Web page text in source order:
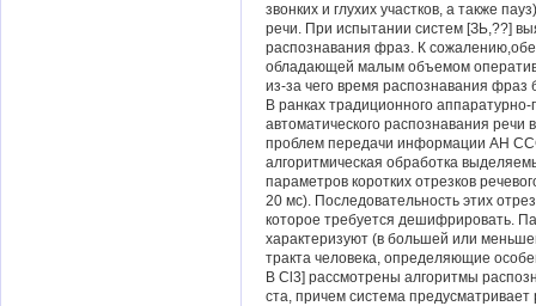
звонких и глухих участков, а также
речи. При испытании систем [ЗЬ,??]
распознавания фраз. К
обладающей малым объемом
из-за чего время распознавания
В ранках традиционного
автоматического распознавания
проблем передачи информации АН
алгоритмическая обработка
параметров коротких отрезков
20 мс). Последовательность этих
которое требуется дешифрировать.
характеризуют (в большей или
тракта человека, определяющие
В Cl3] рассмотрены алгоритмы
ста, причем система